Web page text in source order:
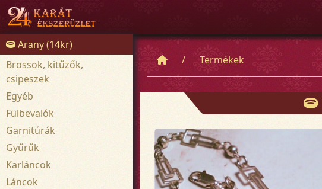
Arany (14kr)
Brossok, kitűzők,
csipeszek
Egyéb
Fülbevalók
Garnitúrák
Gyűrűk
Karláncok
Láncok
Termékek